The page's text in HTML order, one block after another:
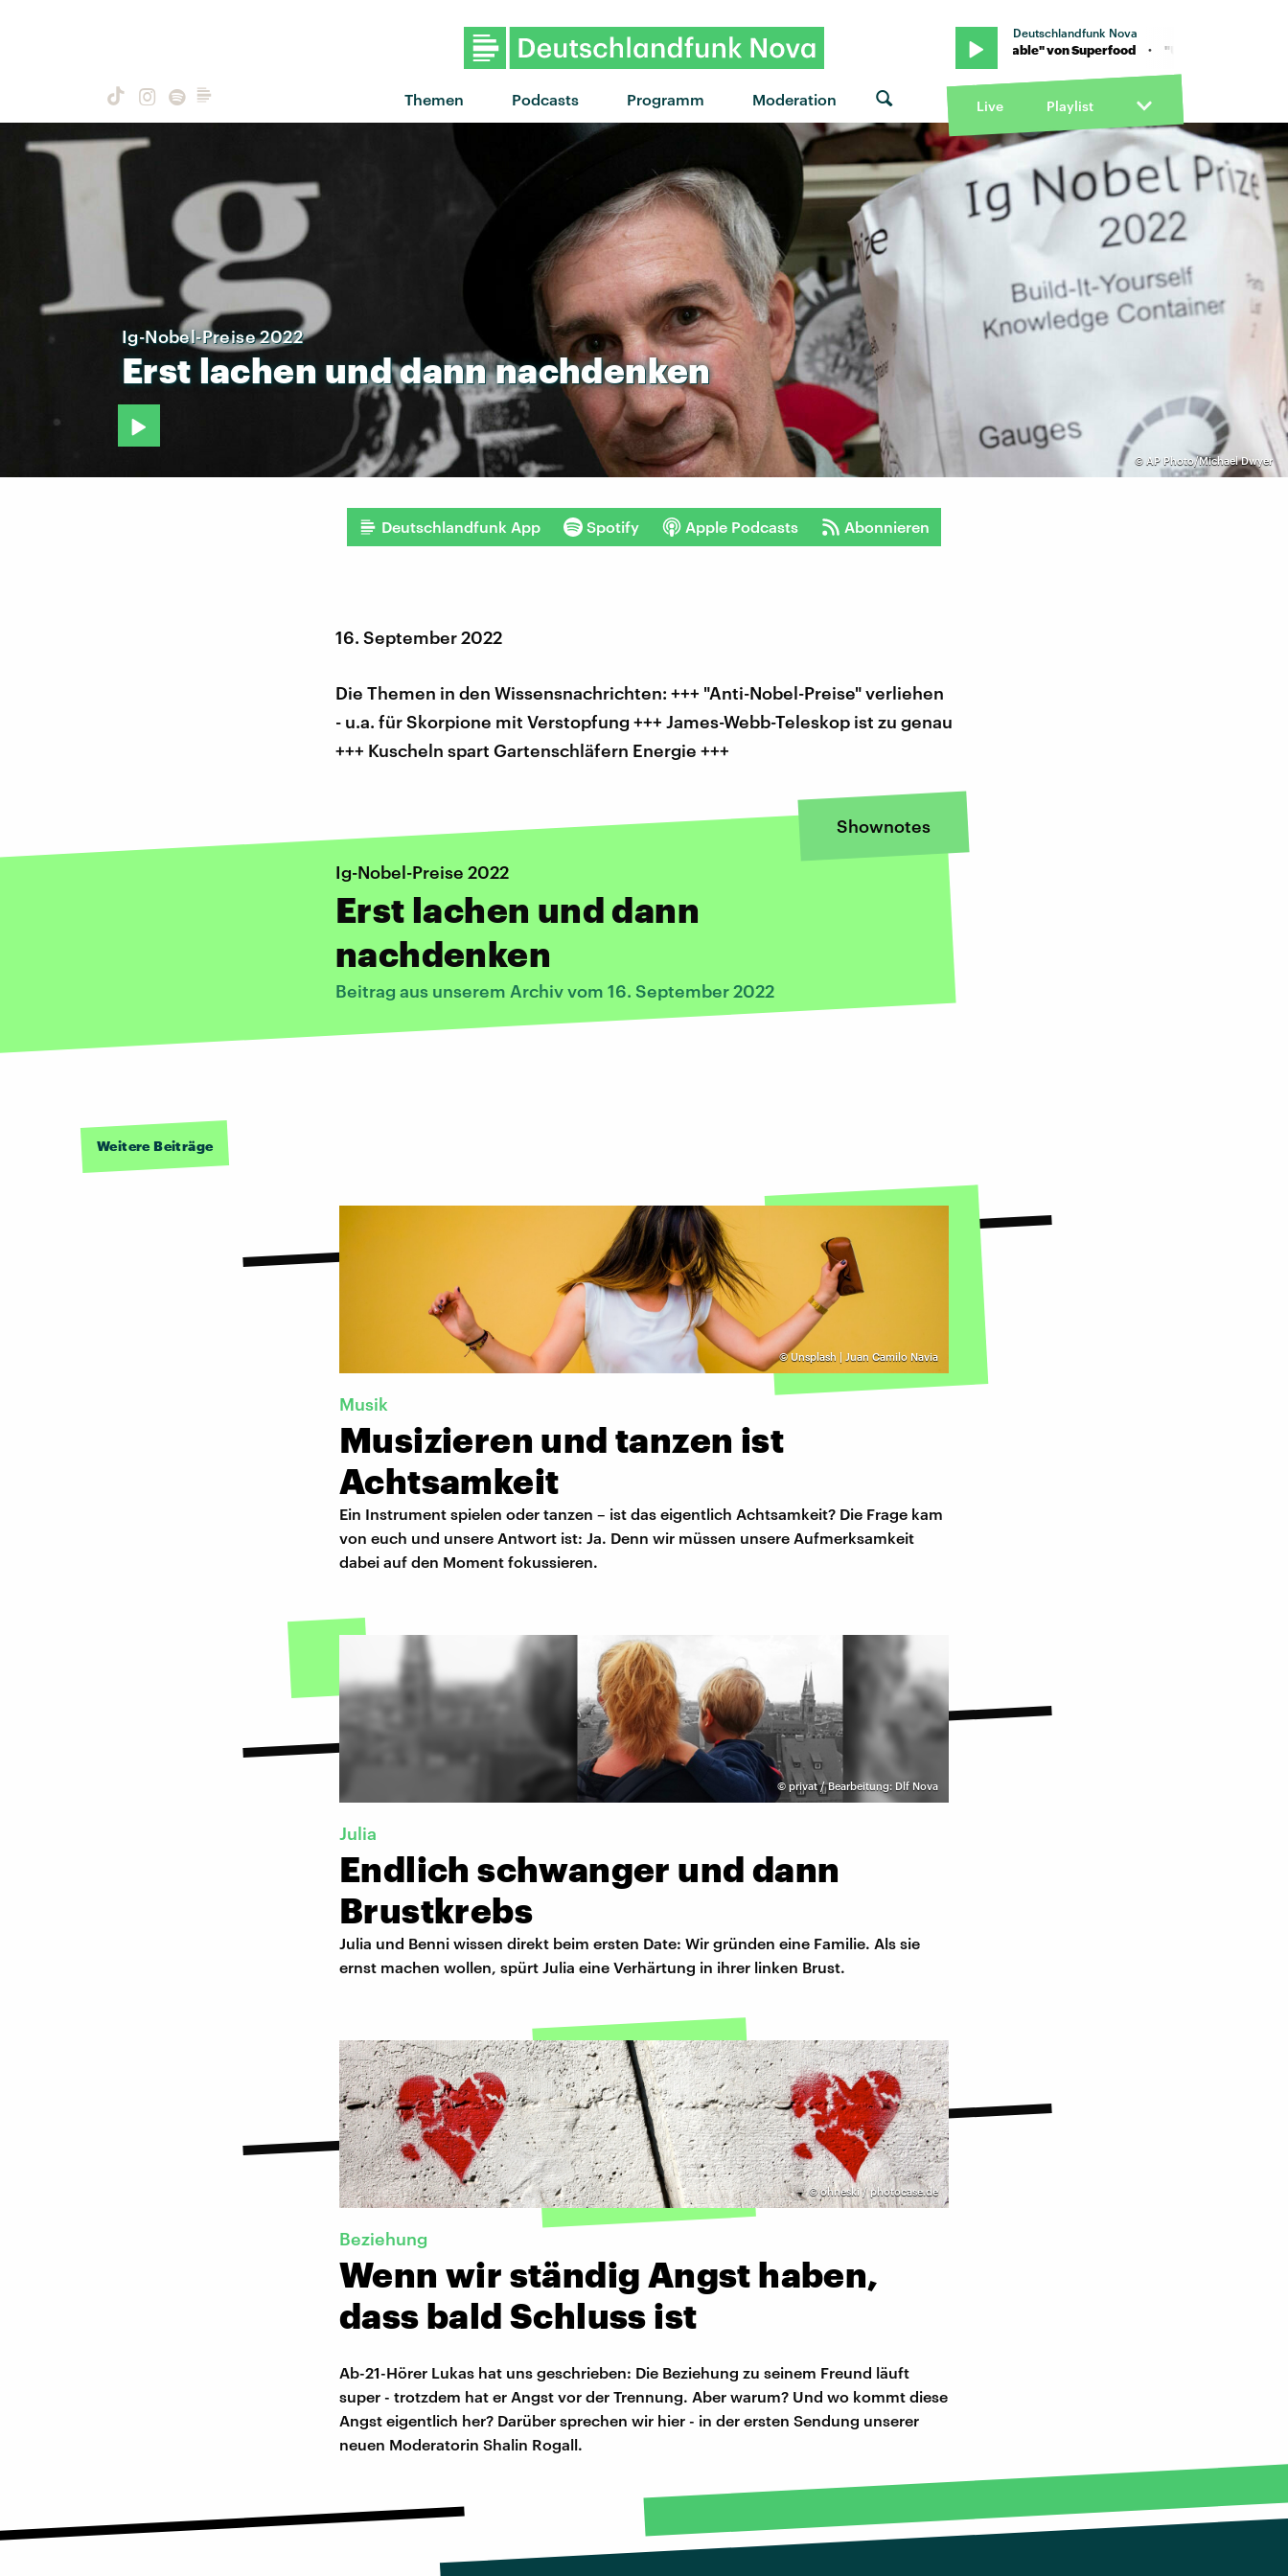
Themen Podcasts Programm Moderation
Deutschlandfunk Nova
"Unstoppable" von Superfood · "Unstoppable" von Superfood · "Unstoppable" von Superfood
Live Playlist
© AP Photo/Michael Dwyer
Ig-Nobel-Preise 2022
Erst lachen unddannnachdenken
Deutschlandfunk App Spotify Apple Podcasts Abonnieren
16. September 2022
Die Themen in den Wissensnachrichten: +++ "Anti-Nobel-Preise" verliehen
- u.a. für Skorpione mit Verstopfung +++ James-Webb-Teleskop ist zu genau
+++ Kuscheln spart Gartenschläfern Energie +++
Shownotes
Ig-Nobel-Preise 2022
Erst lachen und dann
nachdenken
Beitrag aus unserem Archiv vom 16. September 2022
Weitere Beiträge
©Unsplash | Juan Camilo Navia
Musik
Musizieren und tanzen ist
Achtsamkeit
Ein Instrument spielen oder tanzen – ist das eigentlich Achtsamkeit? Die Frage kam
von euch und unsere Antwort ist: Ja. Denn wir müssen unsere Aufmerksamkeit
dabei auf den Moment fokussieren.
©privat / Bearbeitung: Dlf Nova
Julia
Endlich schwanger und dann
Brustkrebs
Julia und Benni wissen direkt beim ersten Date: Wir gründen eine Familie. Als sie
ernst machen wollen, spürt Julia eine Verhärtung in ihrer linken Brust.
©ohneski / photocase.de
Beziehung
Wenn wir ständig Angst haben,
dass bald Schluss ist
Ab-21-Hörer Lukas hat uns geschrieben: Die Beziehung zu seinem Freund läuft
super - trotzdem hat er Angst vor der Trennung. Aber warum? Und wo kommt diese
Angst eigentlich her? Darüber sprechen wir hier - in der ersten Sendung unserer
neuen Moderatorin Shalin Rogall.